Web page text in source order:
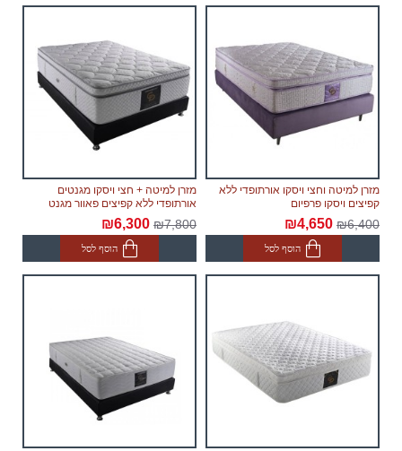
מזרן למיטה וחצי ויסקו אורתופדי ללא
קפיצים ויסקו פרפיום
₪6,400
₪4,650
הוסף לסל
מזרן למיטה + חצי ויסקו מגנטים
אורתופדי ללא קפיצים פאוור מגנט
₪7,800
₪6,300
הוסף לסל